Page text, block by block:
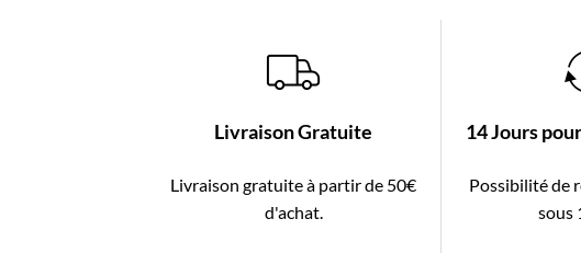
Livraison Gratuite
Livraison gratuite à partir de 50€
d'achat.
14 Jours
Possibilité de
sous